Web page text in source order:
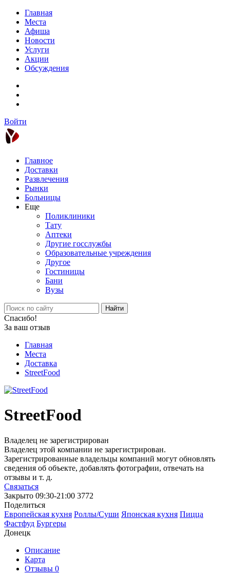
Главная
Места
Афиша
Новости
Услуги
Акции
Обсуждения
Войти
Главное
Доставки
Развлечения
Рынки
Больницы
Еще
Поликлиники
Тату
Аптеки
Другие госслужбы
Образовательные учреждения
Другое
Гостиницы
Бани
Вузы
Найти
Спасибо!
За ваш отзыв
Главная
Места
Доставка
StreetFood
StreetFood
Владелец не зарегистрирован
Владелец этой компании не зарегистрирован.
Зарегистрированные владельцы компаний могут обновлять
сведения об объекте, добавлять фотографии, отвечать на
отзывы и т. д.
Связаться
Закрыто 09:30-21:00 3772
Поделиться
Европейская кухня Роллы/Суши Японская кухня Пицца
Фастфуд Бургеры
Донецк
Описание
Карта
Отзывы 0